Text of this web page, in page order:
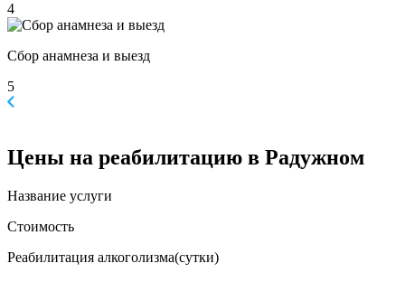
4
Сбор анамнеза и выезд
5
Цены на реабилитацию в Радужном
Название услуги
Стоимость
Реабилитация алкоголизма(cутки)